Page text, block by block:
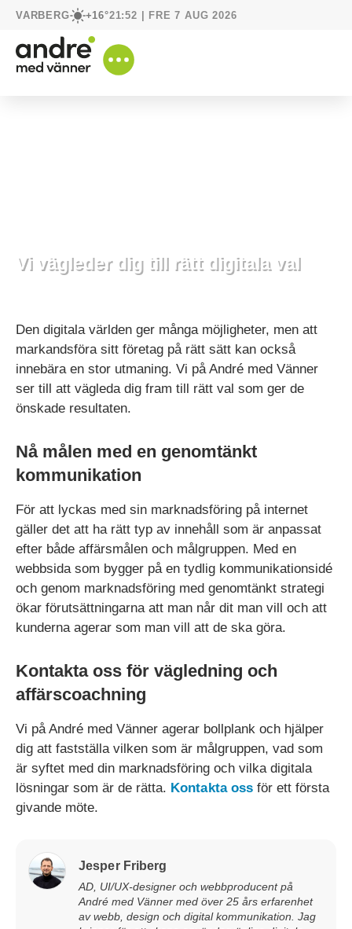
VARBERG +16°21:52 | FRE 7 AUG 2026
Vi vägleder dig till rätt digitala val
Den digitala världen ger många möjligheter, men att
markandsföra sitt företag på rätt sätt kan också
innebära en stor utmaning. Vi på André med Vänner
ser till att vägleda dig fram till rätt val som ger de
önskade resultaten.
Nå målen med en genomtänkt
kommunikation
För att lyckas med sin marknadsföring på internet
gäller det att ha rätt typ av innehåll som är anpassat
efter både affärsmålen och målgruppen. Med en
webbsida som bygger på en tydlig kommunikationsidé
och genom marknadsföring med genomtänkt strategi
ökar förutsättningarna att man når dit man vill och att
kunderna agerar som man vill att de ska göra.
Kontakta oss för vägledning och
affärscoachning
Vi på André med Vänner agerar bollplank och hjälper
dig att fastställa vilken som är målgruppen, vad som
är syftet med din marknadsföring och vilka digitala
lösningar som är de rätta. Kontakta oss för ett första
givande möte.
Jesper Friberg
AD, UI/UX-designer och webbproducent på
André med Vänner med över 25 års erfarenhet
av webb, design och digital kommunikation. Jag